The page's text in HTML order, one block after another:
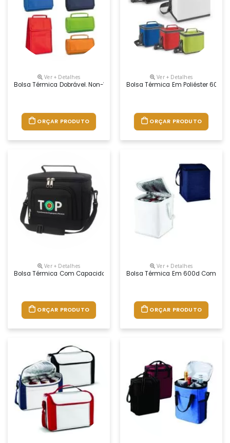
Ver + Detalhes
Bolsa Térmica Dobrável. Non-Woven: 80 G/m². Fecha Com Velcro.
ORÇAR PRODUTO
Ver + Detalhes
Bolsa Térmica Em Poliéster 600d
ORÇAR PRODUTO
Ver + Detalhes
Bolsa Térmica Com Capacidade Aproximada De 5 Litros Com Alça De
ORÇAR PRODUTO
Ver + Detalhes
Bolsa Térmica Em 600d Com
ORÇAR PRODUTO